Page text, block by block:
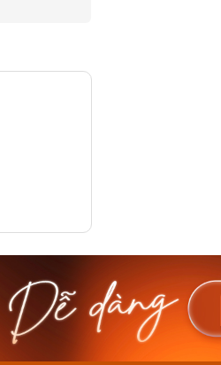
Casio Nam MTS-
RS100L-1AVDF
4.276.000₫
3.634.600₫